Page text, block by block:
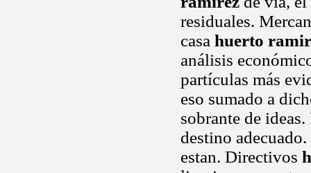
residuales.
casa huerto
análisis
partículas más
eso sumado a
sobrante de
destino
estan. Directivos